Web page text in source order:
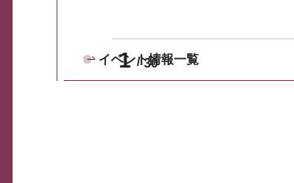
1 30
イベント情報一覧